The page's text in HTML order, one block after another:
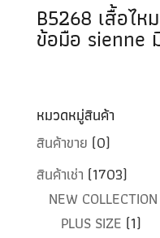
B5268 เสื้อไ
ข้อมือ sienne
หมวดหมู่สินค้า
สินค้าขาย (0)
สินค้าเช่า (1703)
NEW COLLECTION
PLUS SIZE (1)